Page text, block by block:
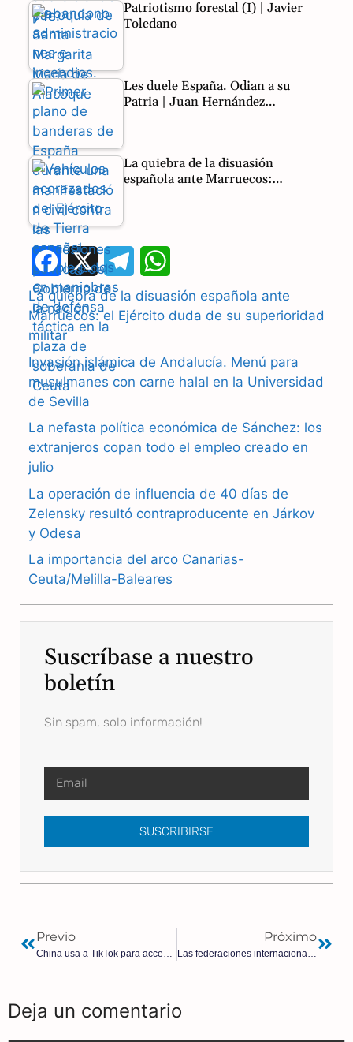
Patriotismo forestal (I) | Javier
Toledano
Les duele España. Odian a su
Patria | Juan Hernández…
La quiebra de la disuasión
española ante Marruecos:…
F
a
c
e
b
o
o
X
e
l
g
a
h
a
s
p
La quiebra de la disuasión española ante
Marruecos: el Ejército duda de su superioridad
militar
Invasión islámica de Andalucía. Menú para
musulmanes con carne halal en la Universidad
de Sevilla
La nefasta política económica de Sánchez: los
extranjeros copan todo el empleo creado en
julio
La operación de influencia de 40 días de
Zelensky resultó contraproducente en Járkov
y Odesa
La importancia del arco Canarias-
Ceuta/Melilla-Baleares
Suscríbase a nuestro
boletín
Sin spam, solo información!
SUSCRIBIRSE
Previo Próximo
Deja un comentario